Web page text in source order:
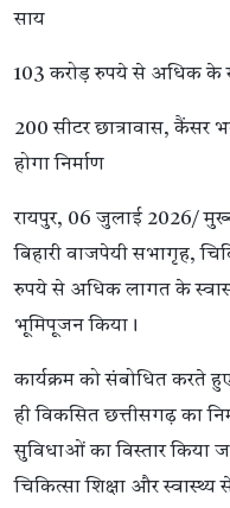
साय
103 करोड़ रुपये से अधिक के
200 सीटर छात्रावास, कैंसर
होगा निर्माण
रायपुर, 06 जुलाई 2026/
बिहारी वाजपेयी सभागृह,
रुपये से अधिक लागत के
भूमिपूजन किया।
कार्यक्रम को संबोधित करते
ही विकसित छत्तीसगढ़ का
सुविधाओं का विस्तार किया
चिकित्सा शिक्षा और